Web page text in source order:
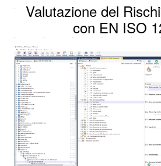
Valutazione del
con EN ISO